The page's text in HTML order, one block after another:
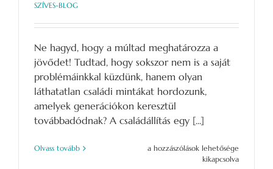
SZÍVES-BLOG
Ne hagyd, hogy a múltad meghatározza a
jövődet! Tudtad, hogy sokszor nem is a saját
problémáinkkal küzdünk, hanem olyan
láthatatlan családi mintákat hordozunk,
amelyek generációkon keresztül
továbbadódnak? A családállítás egy [...]
Olvass tovább
„Ha
a hozzászólások lehetősége
kikapcsolva